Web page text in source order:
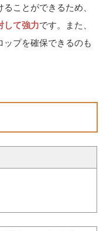
ことができるため、
して強力です。また、
ップを確保できるのも